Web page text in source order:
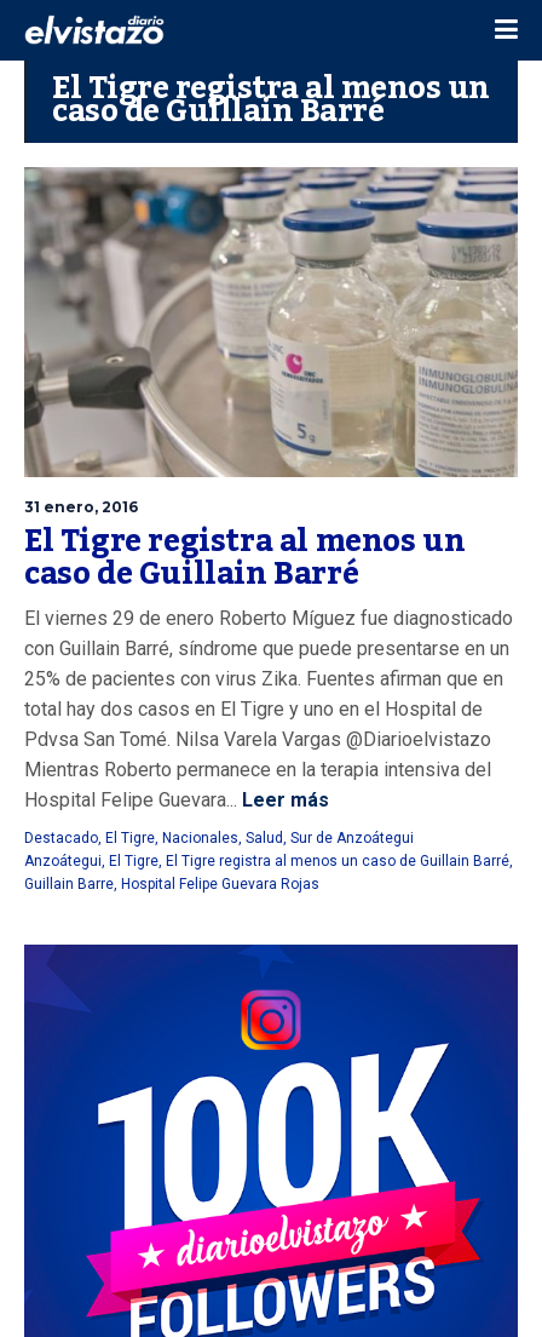
El Tigre registra al menos un
caso de Guillain Barré
31 enero, 2016
El Tigre registra al menos un
caso de Guillain Barré
El viernes 29 de enero Roberto Míguez fue diagnosticado
con Guillain Barré, síndrome que puede presentarse en un
25% de pacientes con virus Zika. Fuentes afirman que en
total hay dos casos en El Tigre y uno en el Hospital de
Pdvsa San Tomé. Nilsa Varela Vargas @Diarioelvistazo
Mientras Roberto permanece en la terapia intensiva del
Hospital Felipe Guevara... Leer más
Destacado El Tigre Nacionales Salud Sur de Anzoátegui
Anzoátegui El Tigre El Tigre registra al menos un caso de Guillain Barré
Guillain Barre Hospital Felipe Guevara Rojas